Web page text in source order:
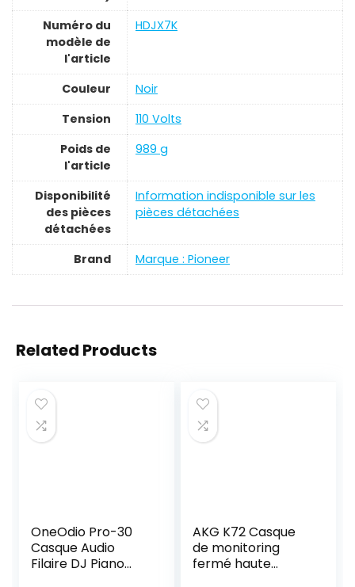
Numéro du
modèle de
l'article
‎HDJX7K
Couleur
‎Noir
Tension
‎110 Volts
Poids de
l'article
‎989 g
Disponibilité
des pièces
détachées
‎Information indisponible sur les
pièces détachées
Brand Marque : Pioneer
Related Products
OneOdio Pro-30
Casque Audio
Filaire DJ Piano
AKG K72 Casque
de monitoring
fermé haute